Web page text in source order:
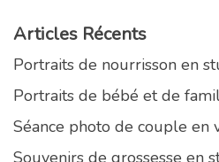
Articles Récents
Portraits de nourrisson en
Portraits de bébé et de
Séance photo de couple en
Souvenirs de grossesse en